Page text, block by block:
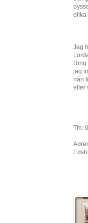
olika
Jag
jag
nån
eller
Tfn: